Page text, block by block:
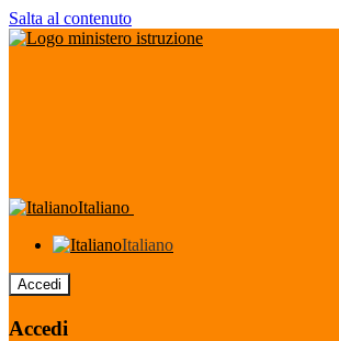
Salta al contenuto
Italiano
Italiano
Accedi
Accedi